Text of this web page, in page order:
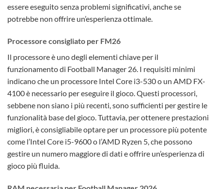
essere eseguito senza problemi significativi, anche se
potrebbe non offrire un’esperienza ottimale.
Processore consigliato per FM26
Il processore è uno degli elementi chiave per il
funzionamento di Football Manager 26. I requisiti minimi
indicano che un processore Intel Core i3-530 o un AMD FX-
4100 è necessario per eseguire il gioco. Questi processori,
sebbene non siano i più recenti, sono sufficienti per gestire le
funzionalità base del gioco. Tuttavia, per ottenere prestazioni
migliori, è consigliabile optare per un processore più potente
come l’Intel Core i5-9600 o l’AMD Ryzen 5, che possono
gestire un numero maggiore di dati e offrire un’esperienza di
gioco più fluida.